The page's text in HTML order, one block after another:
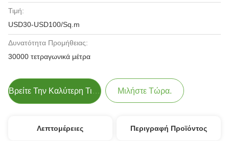
Τιμή:
USD30-USD100/Sq.m
Δυνατότητα Προμήθειας:
30000 τετραγωνικά μέτρα
Βρείτε Την Καλύτερη Τιμή Μιλήστε Τώρα.
Λεπτομέρειες Περιγραφή Προϊόντος